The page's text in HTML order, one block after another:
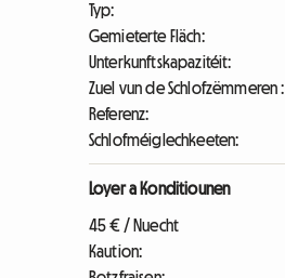
Typ:
Gemieterte Fläch:
Unterkunftskapazitéit:
Zuel vun de Schlofzëmmeren :
Referenz:
Schlofméiglechkeeten:
Loyer a Konditiounen
45 € / Nuecht
Kaution: